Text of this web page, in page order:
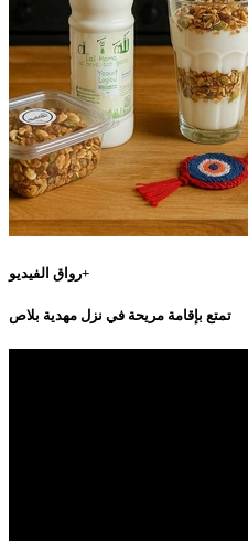
رواق الفيديو+
تمتع بإقامة مريحة في نزل مهدية بلاص